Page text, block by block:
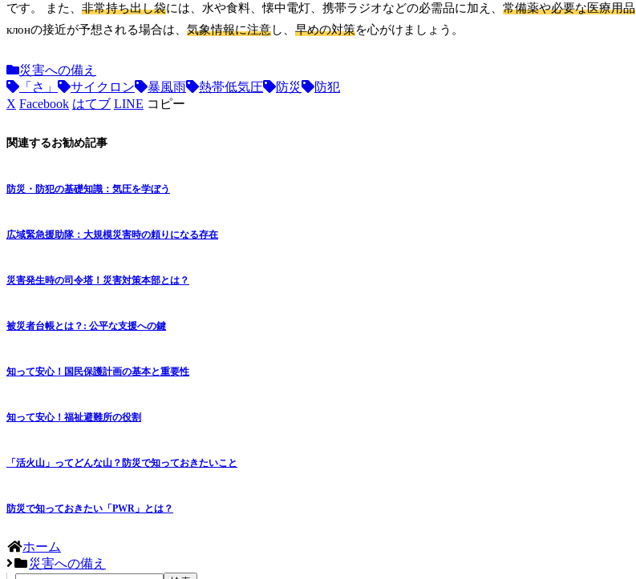
です。 また、 非常持ち出し袋には、水や食料、懐中電灯、携帯ラジオなどの必需品に加え、 常備薬や必要な医療用品
клонの接近が予想される場合は、 気象情報に注意し、 早めの対策を心がけましょう。
災害への備え
「さ」
サイクロン 暴風雨 熱帯低気圧 防災
防犯
X Facebook はてブ LINE コピー
関連するお勧め記事
防災・防犯の基礎知識：気圧を学ぼう
広域緊急援助隊：大規模災害時の頼りになる存在
災害発生時の司令塔！災害対策本部とは？
被災者台帳とは？: 公平な支援への鍵
知って安心！国民保護計画の基本と重要性
知って安心！福祉避難所の役割
「活火山」ってどんな山？防災で知っておきたいこと
防災で知っておきたい「PWR」とは？
ホーム
災害への備え